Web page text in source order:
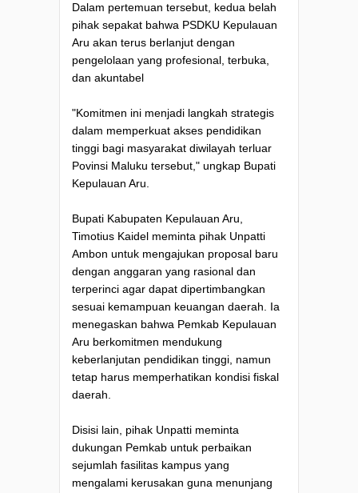
Dalam pertemuan tersebut, kedua belah
pihak sepakat bahwa PSDKU Kepulauan
Aru akan terus berlanjut dengan
pengelolaan yang profesional, terbuka,
dan akuntabel
"Komitmen ini menjadi langkah strategis
dalam memperkuat akses pendidikan
tinggi bagi masyarakat diwilayah terluar
Povinsi Maluku tersebut," ungkap Bupati
Kepulauan Aru.
Bupati Kabupaten Kepulauan Aru,
Timotius Kaidel meminta pihak Unpatti
Ambon untuk mengajukan proposal baru
dengan anggaran yang rasional dan
terperinci agar dapat dipertimbangkan
sesuai kemampuan keuangan daerah. Ia
menegaskan bahwa Pemkab Kepulauan
Aru berkomitmen mendukung
keberlanjutan pendidikan tinggi, namun
tetap harus memperhatikan kondisi fiskal
daerah.
Disisi lain, pihak Unpatti meminta
dukungan Pemkab untuk perbaikan
sejumlah fasilitas kampus yang
mengalami kerusakan guna menunjang